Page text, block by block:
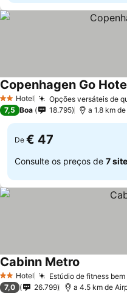
2 Estrelas
Hotel Opções versáteis de
Copenhagen Go
7,5 Boa 18.795 a 1.8 km
De € 47
Consulte os preços de 7
2 Estrelas
Hotel Estúdio de fitness
Cabinn Metro
7,0 26.799 a 4.5 km de